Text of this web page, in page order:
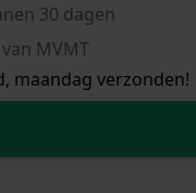
30 dagen
van MVMT
maandag verzonden!